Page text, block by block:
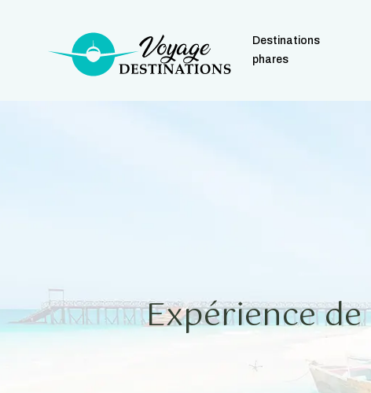
Destinations
phares
Expérience